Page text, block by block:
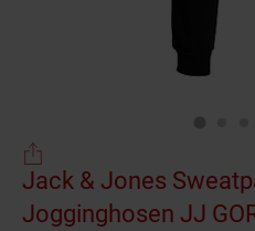
Jack & Jones
Jogginghosen JJ